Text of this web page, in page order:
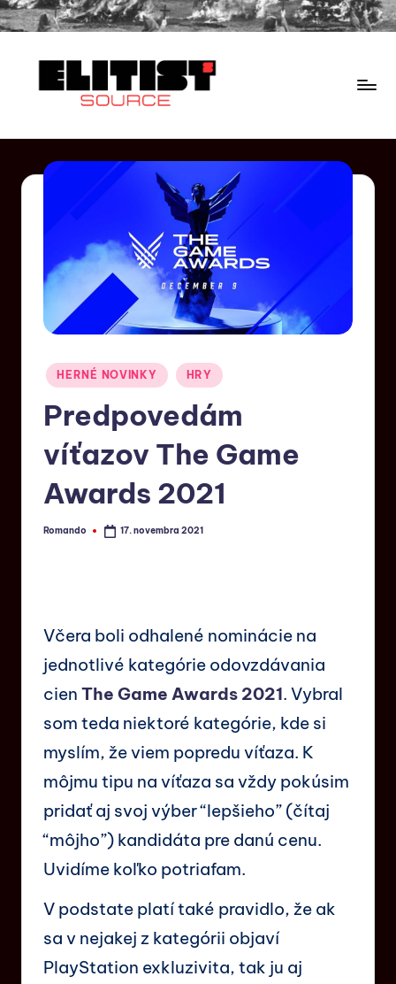
HERNÉ NOVINKY HRY
Predpovedám
víťazov The Game
Awards 2021
Romando 17. novembra 2021
Včera boli odhalené nominácie na
jednotlivé kategórie odovzdávania
cien The Game Awards 2021. Vybral
som teda niektoré kategórie, kde si
myslím, že viem popredu víťaza. K
môjmu tipu na víťaza sa vždy pokúsim
pridať aj svoj výber “lepšieho” (čítaj
“môjho”) kandidáta pre danú cenu.
Uvidíme koľko potriafam.
V podstate platí také pravidlo, že ak
sa v nejakej z kategórii objaví
PlayStation exkluzivita, tak ju aj